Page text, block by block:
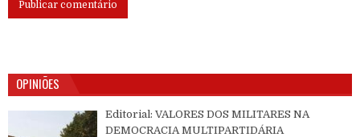
OPINIÕES
Editorial: VALORES DOS MILITARES NA
DEMOCRACIA MULTIPARTIDÁRIA